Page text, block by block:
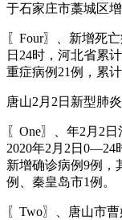
于石家庄市藁城区
〖Four〗、新增死
日24时，河北省累
重症病例21例，累
唐山2月2日新型肺
〖One〗、年2月2
2020年2月2日0—24
新增确诊病例9例，
例、秦皇岛市1例。
〖Two〗、唐山市